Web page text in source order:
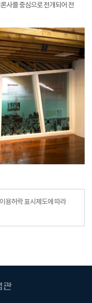
사를 중심으로 전개되어 전
용허락 표시제도에 따라